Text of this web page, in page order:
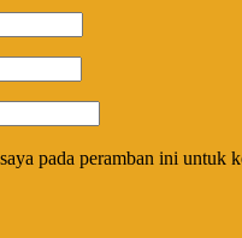
pada peramban ini untuk